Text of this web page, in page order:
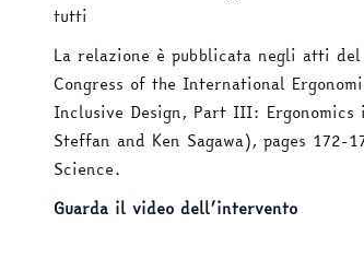
tutti
La relazione è pubblicata negli atti
Congress of the International
Inclusive Design, Part III:
Steffan and Ken Sagawa), pages
Science.
Guarda il video dell’intervento